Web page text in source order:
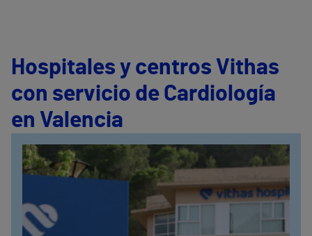
Hospitales y centros Vithas
con servicio de Cardiología
en Valencia